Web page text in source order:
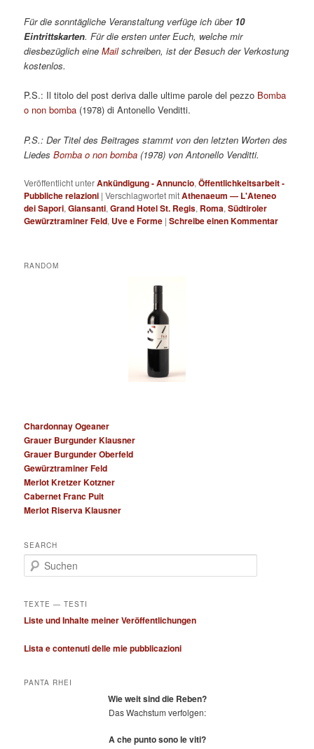
Für die sonntägliche Veranstaltung verfüge ich über 10
Eintrittskarten. Für die ersten unter Euch, welche mir
diesbezüglich eineMailschreiben, ist der Besuch der Verkostung
kostenlos.
P.S.: Il titolo del post deriva dalle ultime parole del pezzo Bomba
o non bomba (1978) di Antonello Venditti.
P.S.: Der Titel des Beitrages stammt von den letzten Worten des
LiedesBomba o non bomba (1978) von Antonello Venditti.
Veröffentlicht unterAnkündigung - Annuncio,Öffentlichkeitsarbeit -
Pubbliche relazioni |Verschlagwortet mitAthenaeum — L'Ateneo
dei Sapori,Giansanti,Grand Hotel St. Regis, Roma,Südtiroler
Gewürztraminer Feld, Uve e Forme |Schreibe einen Kommentar
RANDOM
Chardonnay Ogeaner
Grauer Burgunder Klausner
Grauer Burgunder Oberfeld
Gewürztraminer Feld
Merlot Kretzer Kotzner
Cabernet Franc Puit
Merlot Riserva Klausner
SEARCH
u
h
n
TEXTE — TESTI
Liste und Inhalte meiner Veröffentlichungen
Lista e contenuti delle mie pubblicazioni
PANTA RHEI
Wie weit sind die Reben?
Das Wachstum verfolgen:
A che punto sono le viti?